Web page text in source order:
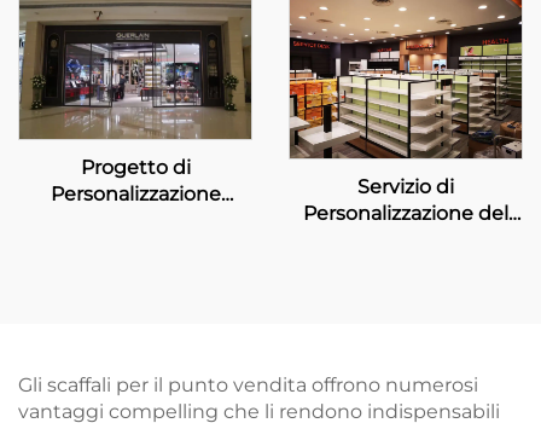
Beauty
Progetto di
Personalizzazione
Servizio di
Personalizzazione del
Gli scaffali per il punto vendita offrono numerosi
vantaggi compelling che li rendono indispensabili